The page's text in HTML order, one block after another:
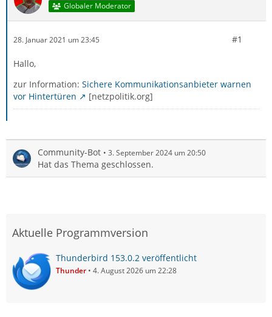
Globaler Moderator
28. Januar 2021 um 23:45 #1
Hallo,
zur Information: Sichere Kommunikationsanbieter warnen
vor Hintertüren
[netzpolitik.org]
Community-Bot 3. September 2024 um 20:50
Hat das Thema geschlossen.
Aktuelle Programmversion
Thunderbird 153.0.2 veröffentlicht
Thunder 4. August 2026 um 22:28